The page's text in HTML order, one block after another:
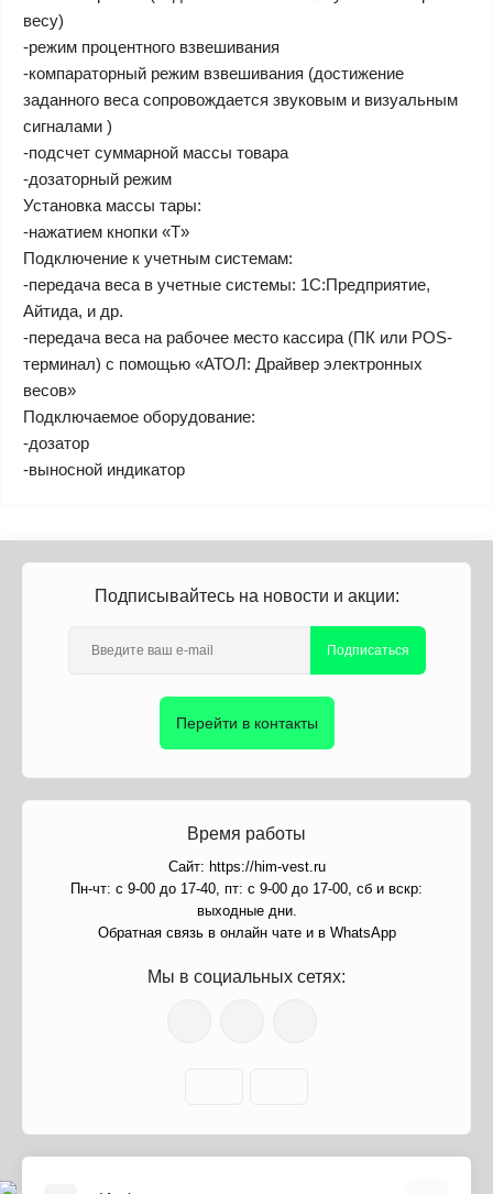
весу)
-режим процентного взвешивания
-компараторный режим взвешивания (достижение
заданного веса сопровождается звуковым и визуальным
сигналами )
-подсчет суммарной массы товара
-дозаторный режим
Установка массы тары:
-нажатием кнопки «T»
Подключение к учетным системам:
-передача веса в учетные системы: 1С:Предприятие,
Айтида, и др.
-передача веса на рабочее место кассира (ПК или POS-
терминал) с помощью «АТОЛ: Драйвер электронных
весов»
Подключаемое оборудование:
-дозатор
-выносной индикатор
Подписывайтесь на новости и акции:
Подписаться
Перейти в контакты
Время работы
Сайт: https://him-vest.ru
Пн-чт: с 9-00 до 17-40, пт: с 9-00 до 17-00, сб и вскр:
выходные дни.
Обратная связь в онлайн чате и в WhatsApp
Мы в социальных сетях: